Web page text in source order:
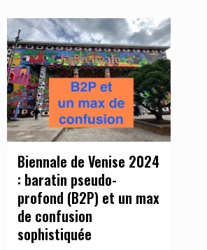
Biennale de Venise 2024
: baratin pseudo-
profond (B2P) et un max
de confusion
sophistiquée